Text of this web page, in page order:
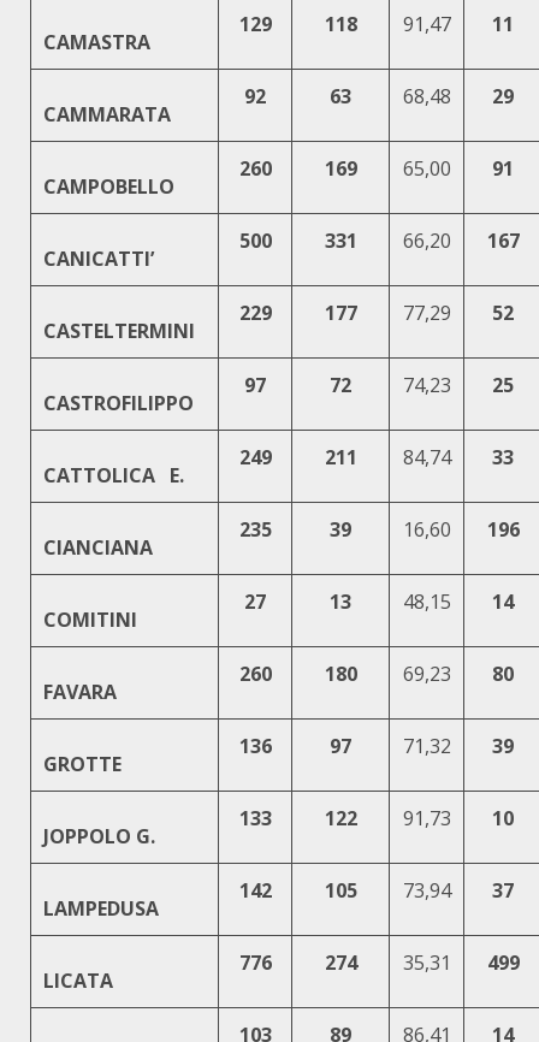
CAMASTRA
129 118 91,47 11
CAMMARATA
92 63 68,48 29
CAMPOBELLO
260 169 65,00 91
CANICATTI’
500 331 66,20 167
CASTELTERMINI
229 177 77,29 52
CASTROFILIPPO
97 72 74,23 25
CATTOLICA E.
249 211 84,74 33
CIANCIANA
235 39 16,60 196
COMITINI
27 13 48,15 14
FAVARA
260 180 69,23 80
GROTTE
136 97 71,32 39
JOPPOLO G.
133 122 91,73 10
LAMPEDUSA
142 105 73,94 37
LICATA
776 274 35,31 499
103 89 86,41 14